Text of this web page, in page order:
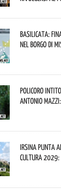
Basilicata:
nel borgo di
Policoro
Antonio
Irsina punta
Cultura 2029: